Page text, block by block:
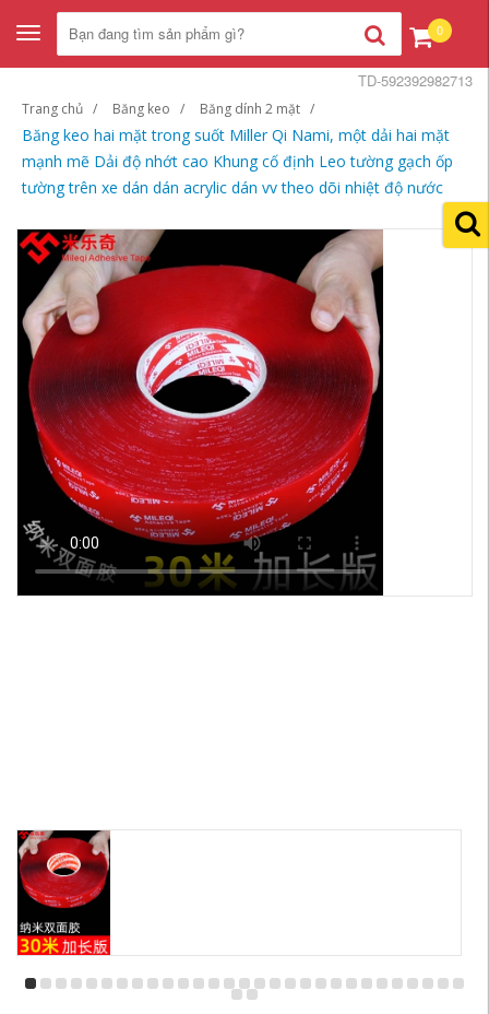
Toggle
navigation
0
Trang chủ Băng keo Băng dính 2 mặt
Băng keo hai mặt trong suốt Miller Qi Nami, một dải hai mặt
mạnh mẽ Dải độ nhớt cao Khung cố định Leo tường gạch ốp
tường trên xe dán dán acrylic dán vv theo dõi nhiệt độ nước
TD-592392982713